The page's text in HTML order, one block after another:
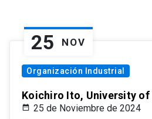
25 NOV
Organización Industrial
Koichiro Ito, University of
25 de Noviembre de 2024